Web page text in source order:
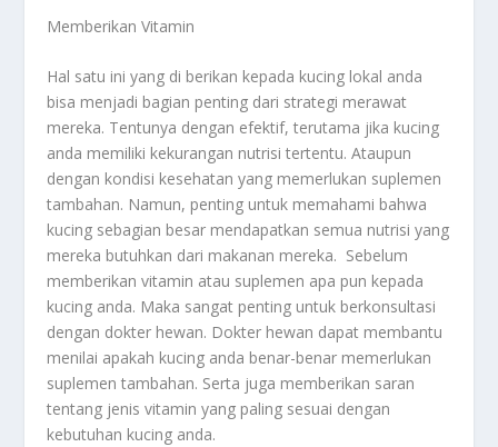
Memberikan Vitamin
Hal satu ini yang di berikan kepada kucing lokal anda
bisa menjadi bagian penting dari strategi merawat
mereka. Tentunya dengan efektif, terutama jika kucing
anda memiliki kekurangan nutrisi tertentu. Ataupun
dengan kondisi kesehatan yang memerlukan suplemen
tambahan. Namun, penting untuk memahami bahwa
kucing sebagian besar mendapatkan semua nutrisi yang
mereka butuhkan dari makanan mereka. Sebelum
memberikan vitamin atau suplemen apa pun kepada
kucing anda. Maka sangat penting untuk berkonsultasi
dengan dokter hewan. Dokter hewan dapat membantu
menilai apakah kucing anda benar-benar memerlukan
suplemen tambahan. Serta juga memberikan saran
tentang jenis vitamin yang paling sesuai dengan
kebutuhan kucing anda.